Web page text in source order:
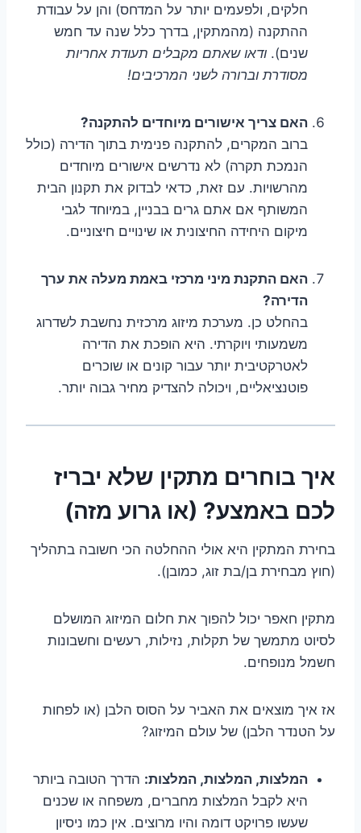
חלקים, ולפעמים יותר על המדחס) והן על עבודת
ההתקנה (מהמתקין, בדרך כלל שנה עד חמש
שנים). ודאו שאתם מקבלים תעודת אחריות
מסודרת וברורה לשני המרכיבים!
האם צריך אישורים מיוחדים להתקנה?
ברוב המקרים, להתקנה פנימית בתוך הדירה (כולל
הנמכת תקרה) לא נדרשים אישורים מיוחדים
מהרשויות. עם זאת, כדאי לבדוק את תקנון הבית
המשותף אם אתם גרים בבניין, במיוחד לגבי
מיקום היחידה החיצונית או שינויים חיצוניים.
האם התקנת מיני מרכזי באמת מעלה את ערך
הדירה?
בהחלט כן. מערכת מיזוג מרכזית נחשבת לשדרוג
משמעותי ויוקרתי. היא הופכת את הדירה
לאטרקטיבית יותר עבור קונים או שוכרים
פוטנציאליים, ויכולה להצדיק מחיר גבוה יותר.
איך בוחרים מתקין שלא יבריז
לכם באמצע? (או גרוע מזה)
בחירת המתקין היא אולי ההחלטה הכי חשובה בתהליך
(חוץ מבחירת בן/בת זוג, כמובן).
מתקין חאפר יכול להפוך את חלום המיזוג המושלם
לסיוט מתמשך של תקלות, נזילות, רעשים וחשבונות
חשמל מנופחים.
אז איך מוצאים את האביר על הסוס הלבן (או לפחות
על הטנדר הלבן) של עולם המיזוג?
המלצות, המלצות, המלצות: הדרך הטובה ביותר
היא לקבל המלצות מחברים, משפחה או שכנים
שעשו פרויקט דומה והיו מרוצים. אין כמו ניסיון